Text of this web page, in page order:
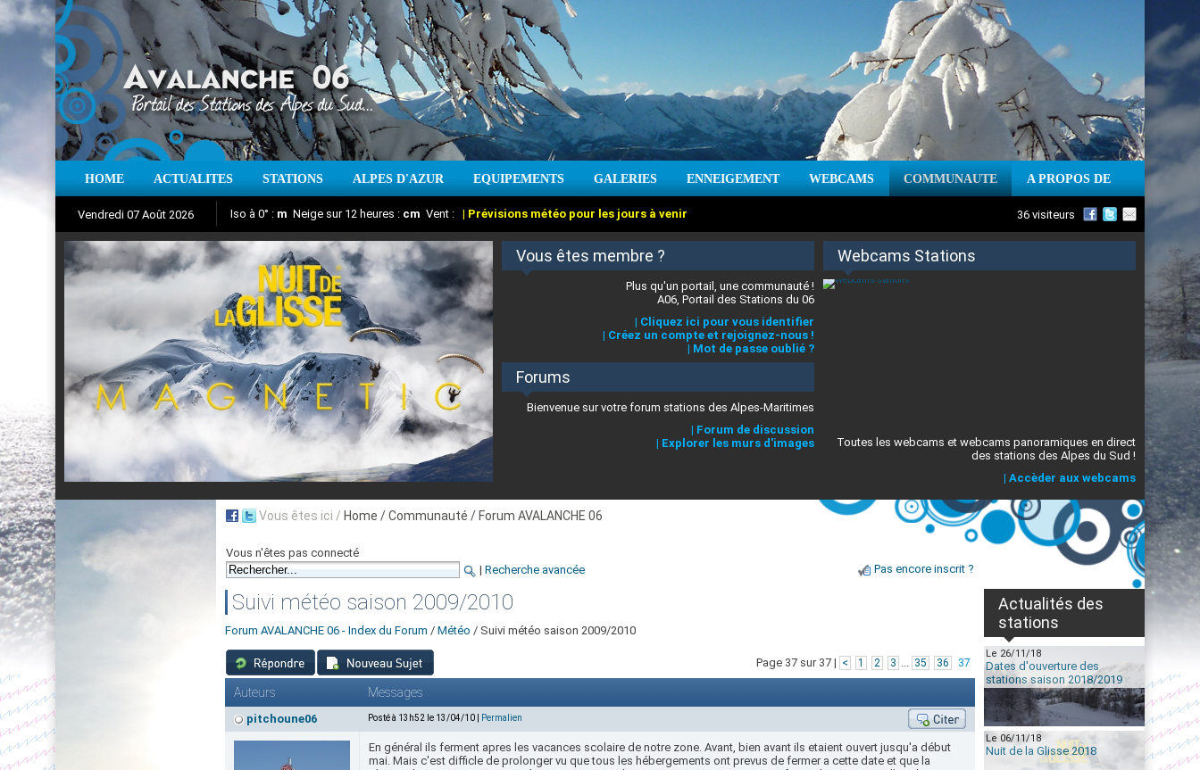
HOME ACTUALITES STATIONS ALPES D'AZUR EQUIPEMENTS GALERIES ENNEIGEMENT WEBCAMS COMMUNAUTE A PROPOS DE
Vendredi 07 Août 2026
Aujourd'hui : T° Min : °C T° Max :°C Prévisions météo pour les jours à venir
Iso à 0° : m Neige sur 12 heures : cm Vent : | Prévisions météo pour les jours à venir
Suivez en direct l'actualité des stations des Alpes-Maritimes
36 visiteurs
Nuit de la Glisse 2018 Vous êtes membre ?
Plus qu'un portail, une communauté !
A06, Portail des Stations du 06
| Cliquez ici pour vous identifier
| Créez un compte et rejoignez-nous !
| Mot de passe oublié ?
Forums
Bienvenue sur votre forum stations des Alpes-Maritimes
| Forum de discussion
| Explorer les murs d'images
Webcams Stations
Toutes les webcams et webcams panoramiques en direct
des stations des Alpes du Sud !
| Accèder aux webcams
Vous êtes ici / Home / Communauté / Forum AVALANCHE 06
Vous n'êtes pas connecté
| Recherche avancée Pas encore inscrit ?
Suivi météo saison 2009/2010
Forum AVALANCHE 06 - Index du Forum / Météo / Suivi météo saison 2009/2010
Page 37 sur 37 | < 1 2 3 ... 35 36 37
Auteurs Messages
pitchoune06 Posté à 13h52 le 13/04/10 | Permalien
En général ils ferment apres les vacances scolaire de notre zone. Avant, bien avant ils etaient ouvert jusqu'a début
mai. Mais c'est difficle de prolonger vu que tous les hébergements ont prevus de fermer a cette date et que la
Actualités des
stations
Le 26/11/18
Dates d'ouverture des
stations saison 2018/2019
Le 06/11/18
Nuit de la Glisse 2018